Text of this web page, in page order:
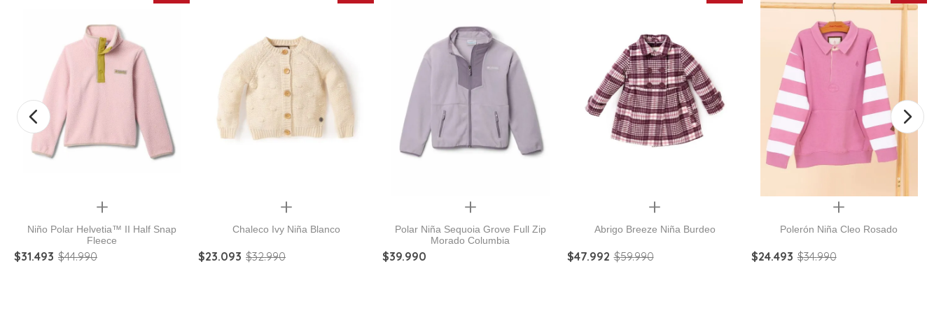
Quickview
Niño Polar Helvetia™ II Half Snap
Fleece
$31.493 $44.990
Quickview
Chaleco Ivy Niña Blanco
$23.093 $32.990
Quickview
Polar Niña Sequoia Grove Full Zip
Morado Columbia
$39.990
Quickview
Abrigo Breeze Niña Burdeo
$47.992 $59.990
Quickview
Polerón Niña Cleo Rosado
$24.493 $34.990